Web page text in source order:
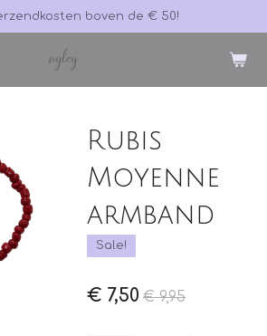
boven de € 50!
Rubis
Moyenne
armband
Sale!
€ 7,50 € 9,95